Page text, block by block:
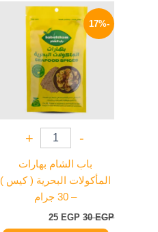
-17%
-
+
باب الشام بهارات
المأكولات البحرية ( كيس )
– 30 جرام
30EGP
السعر
الأصلي
هو:
30 EGP.
25 EGP
السعر
الحالي
هو:
25 EGP.